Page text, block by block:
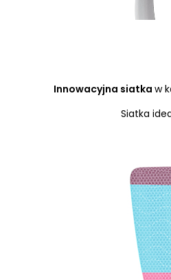
Innowacyjna siatka w
Siatka